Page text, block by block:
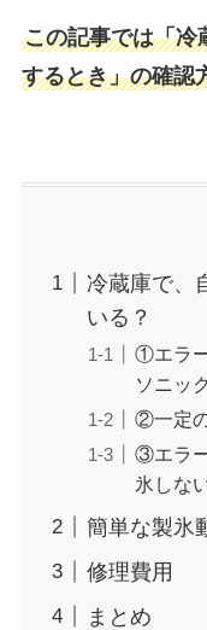
この記事では「冷
するとき」の確認
冷蔵庫で、
いる？
①エラ
ソニッ
②一定
③エラ
氷しな
簡単な製氷
修理費用
まとめ